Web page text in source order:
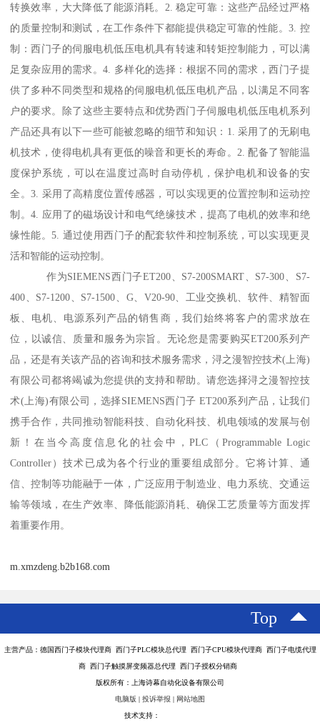
转换效率，大大降低了能源消耗。2. 稳定可靠：这些产品经过严格
的质量控制和测试，在工作条件下都能提供稳定可靠的性能。3. 控
制：西门子的伺服电机低压电机具有转速和转矩控制能力，可以满
足复杂应用的需求。4. 多样化的选择：根据不同的需求，西门子提
供了多种不同类型和规格的伺服电机低压电机产品，以满足不同客
户的要求。除了这些主要特点和优势西门子伺服电机低压电机系列
产品还具有以下一些可能被忽略的细节和知识：1. 采用了的无刷电
机技术，使得电机具有更低的噪音和更长的寿命。2. 配备了智能温
度保护系统，可以在温度过高时自动停机，保护电机和设备的安
全。3. 采用了高精度位置传感器，可以实现更的位置控制和运动控
制。4. 应用了的磁场设计和电气绝缘技术，提髙了电机的效率和绝
缘性能。5. 通过使用西门子的配套软件和控制系统，可以实现更灵
活和智能的运动控制。
作为SIEMENS西门子ET200、S7-200SMART、S7-300、S7-
400、S7-1200、S7-1500、G、V20-90、工业交换机、软件、精智面
板、电机、电源系列产品的销售商，我们始终将客户的需求放在
位，以诚信、质量和服务为宗旨。无论您是需要购买ET200系列产
品，还是有关该产品的咨询和技术服务需求，浔之漫智控技术(上海)
有限公司都将竭诚为您提供的支持和帮助。请您选择浔之漫智控技
术(上海)有限公司，选择SIEMENS西门子 ET200系列产品，让我们
携手合作，共同推动智能科技、自动化科技、机电领域的发展与创
新！在当今高度信息化的社会中，PLC（Programmable Logic
Controller）技术已成为各个行业的重要组成部分。它将计算、通
信、控制等功能融于一体，广泛应用于制造业、电力系统、交通运
输等领域，在生产效率、降低能源消耗、确保工艺质量等方面发挥
着重要作用。
m.xmzdeng.b2b168.com
Top
主营产品：德国西门子模块代理商 西门子PLC模块总代理 西门子CPU模块代理商 西门子电缆代理
商 西门子触摸屏变频器总代理 西门子授权分销商
版权所有：上海诗幕自动化设备有限公司
电脑版 | 投诉举报 | 网站地图
技术支持：